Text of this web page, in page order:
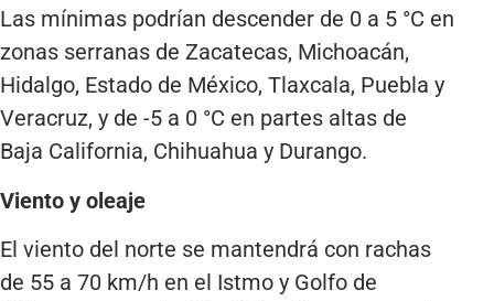
Las mínimas podrían descender de 0 a 5 °C en
zonas serranas de Zacatecas, Michoacán,
Hidalgo, Estado de México, Tlaxcala, Puebla y
Veracruz, y de -5 a 0 °C en partes altas de
Baja California, Chihuahua y Durango.
Viento y oleaje
El viento del norte se mantendrá con rachas
de 55 a 70 km/h en el Istmo y Golfo de